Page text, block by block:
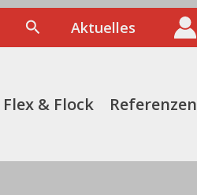
SuchenAktuelles
Flex & Flock Referenzen